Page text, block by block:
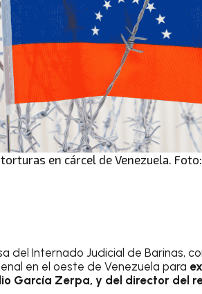
en cárcel de Venezuela.
del Internado Judicial de Barinas,
en el oeste de Venezuela para
García Zerpa, y del director del